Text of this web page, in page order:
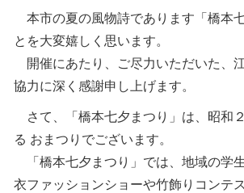
本市の夏の風物詩であります「橋本
とを大変嬉しく思います。
開催にあたり、ご尽力いただいた、
協力に深く感謝申し上げます。
さて、「橋本七夕まつり」は、昭和
る おまつりでございます。
「橋本七夕まつり」では、地域の学
衣ファッションショーや竹飾りコンテ